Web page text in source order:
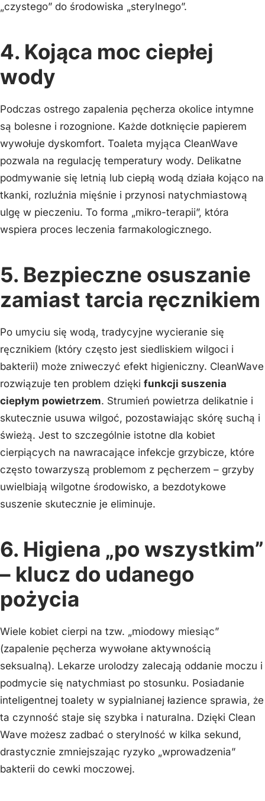
„czystego” do środowiska „sterylnego”.
4. Kojąca moc ciepłej
wody
Podczas ostrego zapalenia pęcherza okolice intymne
są bolesne i rozognione. Każde dotknięcie papierem
wywołuje dyskomfort. Toaleta myjąca CleanWave
pozwala na regulację temperatury wody. Delikatne
podmywanie się letnią lub ciepłą wodą działa kojąco na
tkanki, rozluźnia mięśnie i przynosi natychmiastową
ulgę w pieczeniu. To forma „mikro-terapii”, która
wspiera proces leczenia farmakologicznego.
5. Bezpieczne osuszanie
zamiast tarcia ręcznikiem
Po umyciu się wodą, tradycyjne wycieranie się
ręcznikiem (który często jest siedliskiem wilgoci i
bakterii) może zniweczyć efekt higieniczny. CleanWave
rozwiązuje ten problem dzięki funkcji suszenia
ciepłym powietrzem. Strumień powietrza delikatnie i
skutecznie usuwa wilgoć, pozostawiając skórę suchą i
świeżą. Jest to szczególnie istotne dla kobiet
cierpiących na nawracające infekcje grzybicze, które
często towarzyszą problemom z pęcherzem – grzyby
uwielbiają wilgotne środowisko, a bezdotykowe
suszenie skutecznie je eliminuje.
6. Higiena „po wszystkim”
– klucz do udanego
pożycia
Wiele kobiet cierpi na tzw. „miodowy miesiąc”
(zapalenie pęcherza wywołane aktywnością
seksualną). Lekarze urolodzy zalecają oddanie moczu i
podmycie się natychmiast po stosunku. Posiadanie
inteligentnej toalety w sypialnianej łazience sprawia, że
ta czynność staje się szybka i naturalna. Dzięki Clean
Wave możesz zadbać o sterylność w kilka sekund,
drastycznie zmniejszając ryzyko „wprowadzenia”
bakterii do cewki moczowej.